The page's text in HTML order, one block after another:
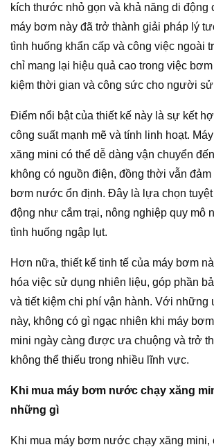
kích thước nhỏ gọn và khả năng di động
máy bơm này đã trở thành giải pháp lý
tình huống khẩn cấp và công việc ngoài
chỉ mang lại hiệu quả cao trong việc
kiệm thời gian và công sức cho người
Điểm nổi bật của thiết kế này là sự kết
công suất mạnh mẽ và tính linh hoạt.
xăng mini có thể dễ dàng vận chuyển
không có nguồn điện, đồng thời vẫn
bơm nước ổn định. Đây là lựa chọn
động như cắm trại, nông nghiệp quy mô
tình huống ngập lụt.
Hơn nữa, thiết kế tinh tế của máy bơm
hóa việc sử dụng nhiên liệu, góp phần
và tiết kiệm chi phí vận hành. Với những
này, không có gì ngạc nhiên khi máy
mini ngày càng được ưa chuộng và trở
không thể thiếu trong nhiều lĩnh vực.
Khi mua máy bơm nước chạy xăng
những gì
Khi mua máy bơm nước chạy xăng mini,